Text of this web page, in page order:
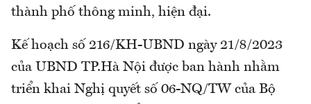
thành phố thông minh, hiện đại.
Kế hoạch số 216/KH-UBND ngày 21/8/2023
của UBND TP.Hà Nội được ban hành nhằm
triển khai Nghị quyết số 06-NQ/TW của Bộ